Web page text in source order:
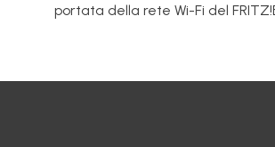
portata della rete Wi-Fi del